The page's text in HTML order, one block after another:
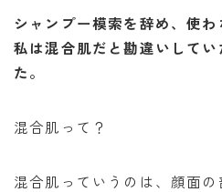
シャンプー模索を辞め、使わ
私は混合肌だと勘違いして
た。
混合肌って？
混合肌っていうのは、顔面